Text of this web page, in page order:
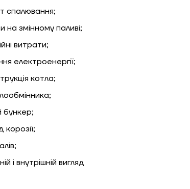
спалювання;
змінному паливі;
витрати;
електроенергії;
котла;
бункер;
і внутрішній вигляд
Довжина, м
Ступінь утеплення,
Вт/м кв
потужність, кВт